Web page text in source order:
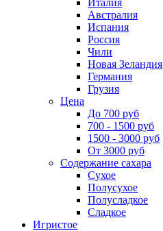
Австралия
Испания
Россия
Чили
Новая Зеландия
Германия
Грузия
Цена
До 700 руб
700 - 1500 руб
1500 - 3000 руб
От 3000 руб
Содержание сахара
Сухое
Полусухое
Полусладкое
Сладкое
Игристое